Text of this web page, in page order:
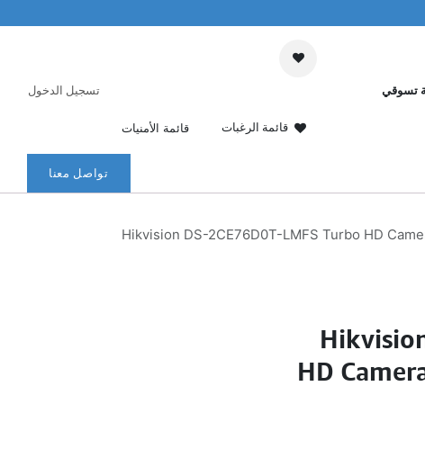
تسوقي
قائمة الرغبات قائمة الأمنيات
تسجيل الدخول
تواصل معنا
Hikvision DS-2CE76D0T-LMFS Turbo HD
HD